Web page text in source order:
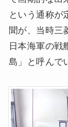
という通称が
聞が、当時三
日本海軍の戦
島」と呼んで